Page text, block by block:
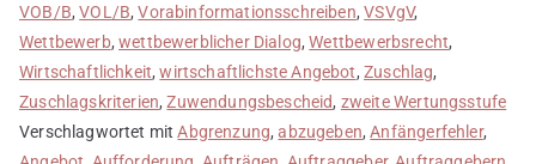
VOB/B,VOL/B,Vorabinformationsschreiben,VSVgV,
Wettbewerb,wettbewerblicher Dialog,Wettbewerbsrecht,
Wirtschaftlichkeit,wirtschaftlichste Angebot, Zuschlag,
Zuschlagskriterien,Zuwendungsbescheid, zweite Wertungsstufe
Verschlagwortet mitAbgrenzung,abzugeben,Anfängerfehler,